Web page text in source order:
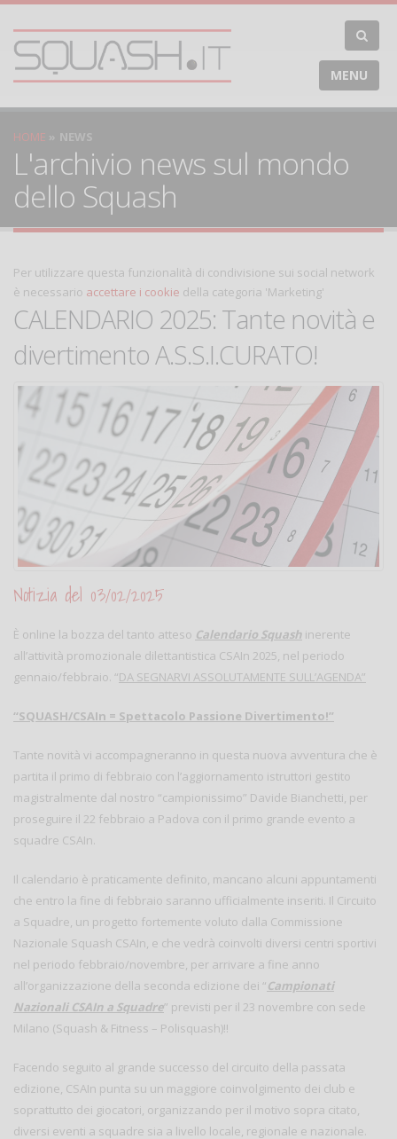
MENU
HOME NEWS
L'archivio news sul mondo
dello Squash
Per utilizzare questa funzionalità di condivisione sui social network
è necessario accettare i cookie della categoria 'Marketing'
CALENDARIO 2025: Tante novità e
divertimento A.S.S.I.CURATO!
Notizia del 03/02/2025
È online la bozza del tanto atteso Calendario Squash inerente
all’attività promozionale dilettantistica CSAIn 2025, nel periodo
gennaio/febbraio. “DA SEGNARVI ASSOLUTAMENTE SULL’AGENDA”
“SQUASH/CSAIn = Spettacolo Passione Divertimento!”
Tante novità vi accompagneranno in questa nuova avventura che è
partita il primo di febbraio con l’aggiornamento istruttori gestito
magistralmente dal nostro “campionissimo” Davide Bianchetti, per
proseguire il 22 febbraio a Padova con il primo grande evento a
squadre CSAIn.
Il calendario è praticamente definito, mancano alcuni appuntamenti
che entro la fine di febbraio saranno ufficialmente inseriti. Il Circuito
a Squadre, un progetto fortemente voluto dalla Commissione
Nazionale Squash CSAIn, e che vedrà coinvolti diversi centri sportivi
nel periodo febbraio/novembre, per arrivare a fine anno
all’organizzazione della seconda edizione dei “Campionati
Nazionali CSAIn a Squadre” previsti per il 23 novembre con sede
Milano (Squash & Fitness – Polisquash)!!
Facendo seguito al grande successo del circuito della passata
edizione, CSAIn punta su un maggiore coinvolgimento dei club e
soprattutto dei giocatori, organizzando per il motivo sopra citato,
diversi eventi a squadre sia a livello locale, regionale e nazionale.